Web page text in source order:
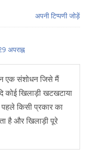
अपनी टिप्पणी जोड़ें
अपराह्न
एक संशोधन जिसे मैं
कोई खिलाड़ी खटखटाया
किसी प्रकार का
है और खिलाड़ी पूरे